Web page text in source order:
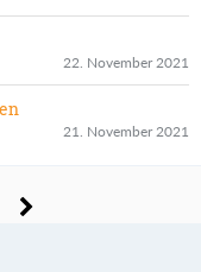
22. November 2021
21. November 2021